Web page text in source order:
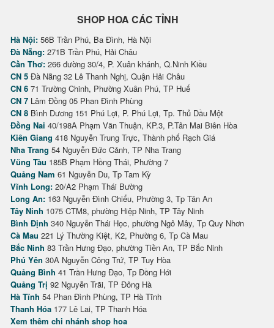
SHOP HOA CÁC TỈNH
Hà Nội: 56B Trần Phú, Ba Đình, Hà Nội
Đà Nẵng: 271B Trần Phú, Hải Châu
Cần Thơ: 266 đường 30/4, P. Xuân khánh, Q.Ninh Kiều
CN 5 Đà Nẵng 32 Lê Thanh Nghị, Quận Hải Châu
CN 6 71 Trường Chinh, Phường Xuân Phú, TP Huế
CN 7 Lâm Đồng 05 Phan Đình Phùng
CN 8 Bình Dương 151 Phú Lợi, P. Phú Lợi, Tp. Thủ Dầu Một
Đồng Nai 40/198A Phạm Văn Thuận, KP.3, P.Tân Mai Biên Hòa
Kiên Giang 418 Nguyễn Trung Trực, Thành phố Rạch Giá
Nha Trang 54 Nguyễn Đức Cảnh, TP Nha Trang
Vũng Tàu 185B Phạm Hồng Thái, Phường 7
Quảng Nam 61 Nguyễn Du, Tp Tam Kỳ
Vĩnh Long: 20/A2 Phạm Thái Bường
Long An: 163 Nguyễn Đình Chiểu, Phường 3, Tp Tân An
Tây Ninh 1075 CTM8, phường Hiệp Ninh, TP Tây Ninh
Bình Định 340 Nguyễn Thái Học, phường Ngô Mây, Tp Quy Nhơn
Cà Mau 221 Lý Thường Kiệt, K2, Phường 6, Tp Cà Mau
Bắc Ninh 83 Trần Hưng Đạo, phường Tiền An, TP Bắc Ninh
Phú Yên 30A Nguyễn Công Trứ, TP Tuy Hòa
Quảng Bình 41 Trần Hưng Đạo, Tp Đồng Hới
Quảng Trị 92 Nguyễn Trãi, TP Đông Hà
Hà Tĩnh 54 Phan Đình Phùng, TP Hà Tĩnh
Thanh Hóa 177 Lê Lai, TP Thanh Hóa
Xem thêm chi nhánh shop hoa